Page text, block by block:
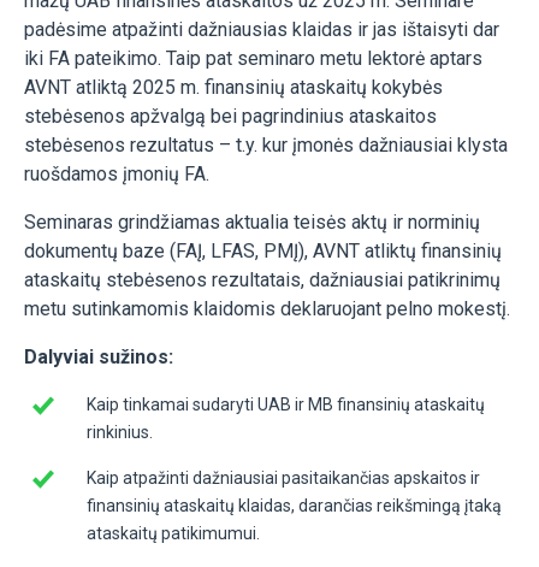
padėsime atpažinti dažniausias klaidas ir jas ištaisyti dar
iki FA pateikimo. Taip pat seminaro metu lektorė aptars
AVNT atliktą 2025 m. finansinių ataskaitų kokybės
stebėsenos apžvalgą bei pagrindinius ataskaitos
stebėsenos rezultatus – t.y. kur įmonės dažniausiai klysta
ruošdamos įmonių FA.
Seminaras grindžiamas aktualia teisės aktų ir norminių
dokumentų baze (FAĮ, LFAS, PMĮ), AVNT atliktų finansinių
ataskaitų stebėsenos rezultatais, dažniausiai patikrinimų
metu sutinkamomis klaidomis deklaruojant pelno mokestį.
Dalyviai sužinos:
Kaip tinkamai sudaryti UAB ir MB finansinių ataskaitų
rinkinius.
Kaip atpažinti dažniausiai pasitaikančias apskaitos ir
finansinių ataskaitų klaidas, darančias reikšmingą įtaką
ataskaitų patikimumui.